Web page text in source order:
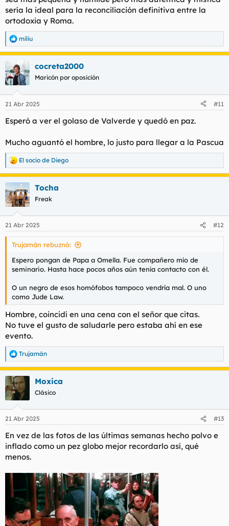
sería la ideal para la reconciliación definitiva entre la
ortodoxia y Roma.
R
e
c
c
i
e
:
miliu
cocreta2000
Maricón por oposición
21 Abr 2025 #11
Esperó a ver el golaso de Valverde y quedó en paz.
Mucho aguantó el hombre, lo justo para llegar a la Pascua
R
e
a
c
c
i
e
s
El socio de Diego
Tocha
Freak
21 Abr 2025 #12
Trujamán rebuznó:
Espero pongan de Papa a Omella. Fue compañero mío de
seminario. Hasta hace pocos años aún tenía contacto con él.
O un negro de esos homófobos tampoco vendría mal. O uno
como Jude Law.
Hombre, coincidí en una cena con el señor que citas.
No tuve el gusto de saludarle pero estaba ahí en ese
evento.
R
e
a
c
c
i
e
:
Trujamán
Moxica
Clásico
21 Abr 2025 #13
En vez de las fotos de las últimas semanas hecho polvo e
inflado como un pez globo mejor recordarlo así, qué
menos.